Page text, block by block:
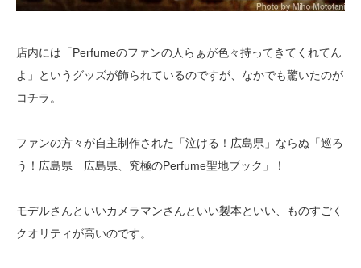
店内には「Perfumeのファンの人らぁが色々持ってきてくれてん
よ」というグッズが飾られているのですが、なかでも驚いたのが
コチラ。
ファンの方々が自主制作された「泣ける！広島県」ならぬ「巡ろ
う！広島県 広島県、究極のPerfume聖地ブック」！
モデルさんといいカメラマンさんといい製本といい、ものすごく
クオリティが高いのです。